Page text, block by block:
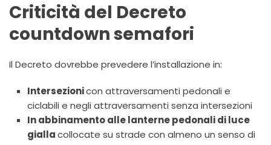
Criticità del Decreto
countdown semafori
Il Decreto dovrebbe prevedere l’installazione in:
Intersezionicon attraversamenti pedonali e
ciclabili e negli attraversamenti senza intersezioni
In abbinamento alle lanterne pedonali di luce
giallacollocate su strade con almeno un senso di